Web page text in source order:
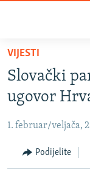
Pređite
glavni
sadržaj
Pređite
na
navigaciju
Pređite
VIJESTI
BOSNA I
SRBIJA
KOSOVO
CRNA GORA
VIJESTI
Slovački
ugovor
1. februar/veljača,
Podijelite